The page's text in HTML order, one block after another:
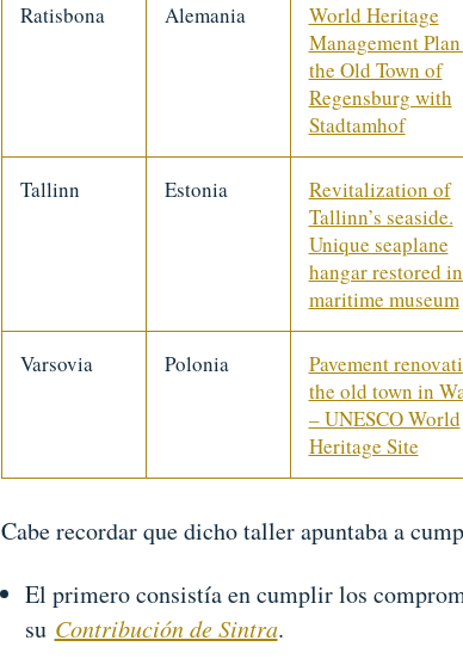
Ratisbona Alemania
World Heritage
Management
the Old Town of
Regensburg with
Stadtamhof
Tallinn Estonia
Revitalization of
Tallinn’s seaside.
Unique seaplane
hangar restored
maritime museum
Varsovia Polonia
Pavement
the old town in
– UNESCO World
Heritage Site
Cabe recordar que dicho taller apuntaba a
El primero consistía en cumplir los
su Contribución de Sintra.